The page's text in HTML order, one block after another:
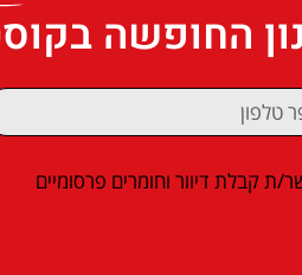
החופשה
ת קבלת דיוור וחומרים פרסומיים